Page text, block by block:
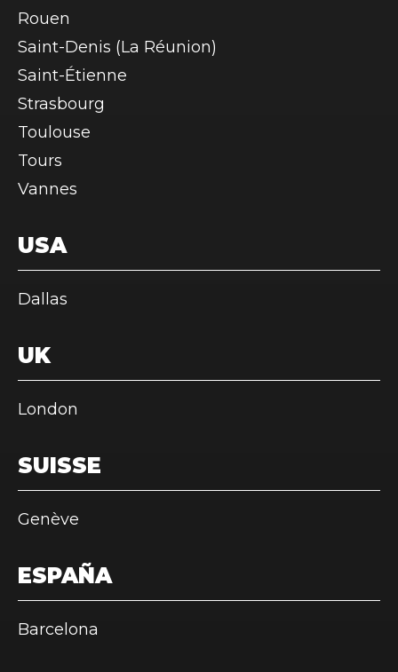
Rouen
Saint-Denis (La Réunion)
Saint-Étienne
Strasbourg
Toulouse
Tours
Vannes
USA
Dallas
UK
London
SUISSE
Genève
ESPAÑA
Barcelona